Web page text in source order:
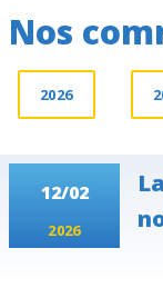
Nos
2026
12/02
2026